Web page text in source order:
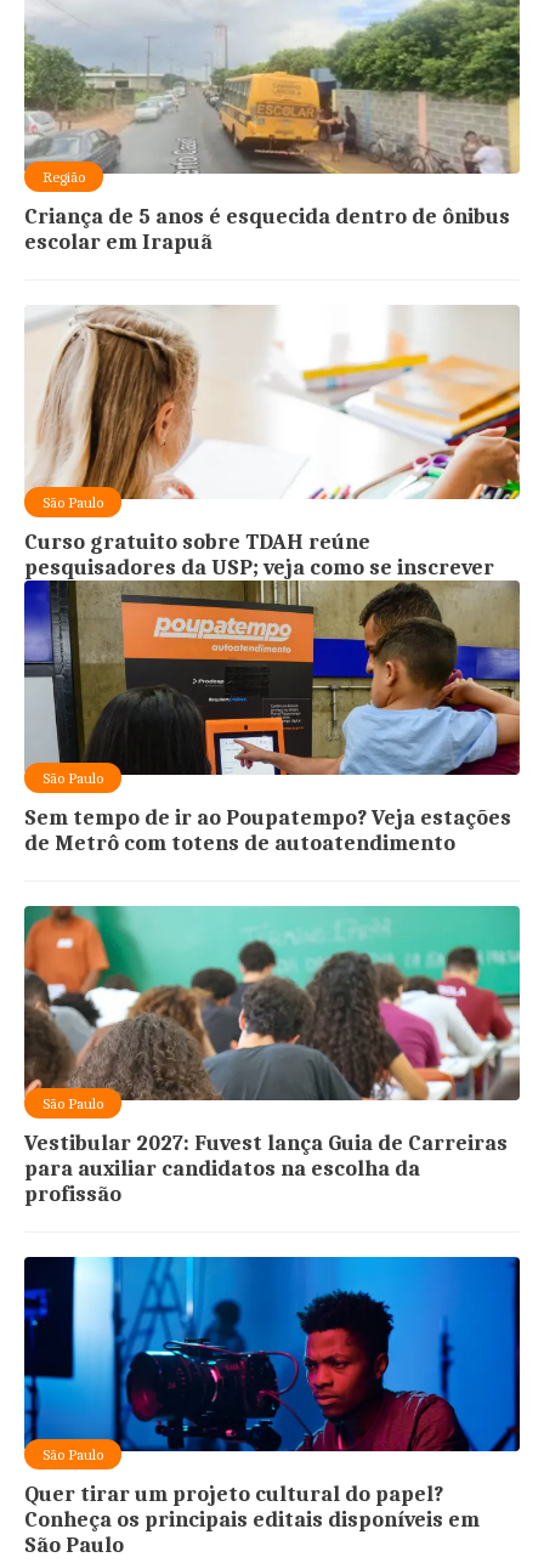
Região
Criança de 5 anos é esquecida dentro de ônibus
escolar em Irapuã
São Paulo
Curso gratuito sobre TDAH reúne
pesquisadores da USP; veja como se inscrever
São Paulo
Sem tempo de ir ao Poupatempo? Veja estações
de Metrô com totens de autoatendimento
São Paulo
Vestibular 2027: Fuvest lança Guia de Carreiras
para auxiliar candidatos na escolha da
profissão
São Paulo
Quer tirar um projeto cultural do papel?
Conheça os principais editais disponíveis em
São Paulo